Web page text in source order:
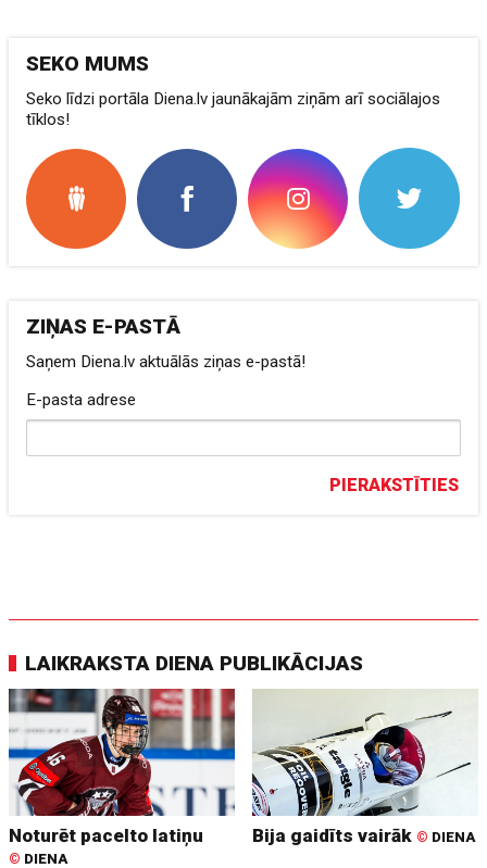
SEKO MUMS
Seko līdzi portāla Diena.lv jaunākajām ziņām arī sociālajos
tīklos!
ZIŅAS E-PASTĀ
Saņem Diena.lv aktuālās ziņas e-pastā!
E-pasta adrese
PIERAKSTĪTIES
LAIKRAKSTA DIENA PUBLIKĀCIJAS
Noturēt pacelto latiņu
© DIENA
Bija gaidīts vairāk © DIENA